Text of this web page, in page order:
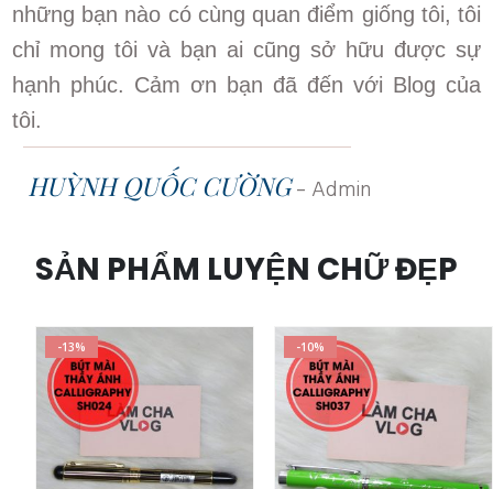
những bạn nào có cùng quan điểm giống tôi, tôi
chỉ mong tôi và bạn ai cũng sở hữu được sự
hạnh phúc. Cảm ơn bạn đã đến với Blog của
tôi.
HUỲNH QUỐC CƯỜNG - Admin
SẢN PHẨM LUYỆN CHỮ ĐẸP
-13% -10%